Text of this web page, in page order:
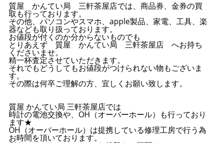
質屋 かんてい局 三軒茶屋店では、商品券、金券の買
取も行っております。
その他、パソコンやスマホ、apple製品、家電、工具、楽
器なども取り扱っております。
お値段が付くのか分からないものでも
とりあえず 質屋 かんてい局 三軒茶屋店 へお持ち
くださいませ。
精一杯査定させていただきます。
それでもどうしてもお値段がつけられない物もございま
す。
その際は何卒ご理解の方、宜しくお願い致します。
質屋 かんてい局 三軒茶屋店では
時計の電池交換や、OH（オーバーホール）も行っており
ます★
OH（オーバーホール）は提携している修理工房で行う為
お時間を頂いております。